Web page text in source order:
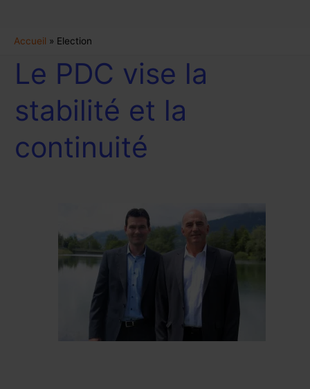
contenu
Accueil Election
Le PDC vise la
stabilité et la
continuité
Le
PDC
la
stabilité
la
R
e
c